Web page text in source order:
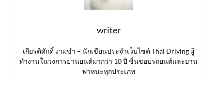
writer
เกียรติศักดิ์ งามขำ – นักเขียนประจำเว็บไซต์ Thai Driving ผู้
ทำงานในวงการยานยนต์มากว่า 10 ปี ชื่นชอบรถยนต์และยาน
พาหนะทุกประเภท